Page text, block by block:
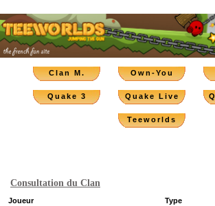
Clan M. Own-You
Quake 3 Quake Live
Teeworlds
Consultation du Clan
Joueur
Type